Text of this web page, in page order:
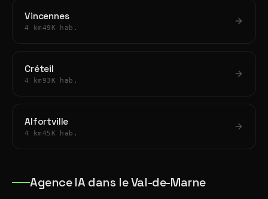
Vincennes
4 km49K hab.
Créteil
4 km 93K hab.
Alfortville
4 km45K hab.
Agence IA dans le Val-de-Marne